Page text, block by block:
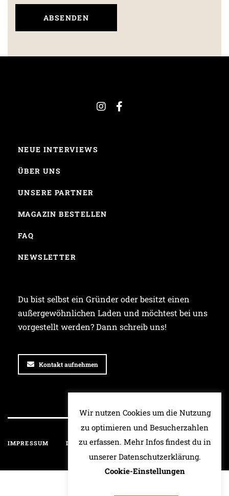
NEUE INTERVIEWS
ÜBER UNS
UNSERE PARTNER
MAGAZIN BESTELLEN
FAQ
NEWSLETTER
Du bist selbst ein Gründer oder besitzt einen
außergewöhnlichen Laden und möchtest bei uns
vorgestellt werden? Dann schreib uns!
Kontakt aufnehmen
IMPRESSUM DATENSCHUTZ HAFTUNGSAUSSCHLUSS
Wir nutzen Cookies um die Nutzung
zu optimieren und Besucherzahlen
zu erfassen. Mehr Infos findest du in
unserer Datenschutzerklärung.
Cookie-Einstellungen